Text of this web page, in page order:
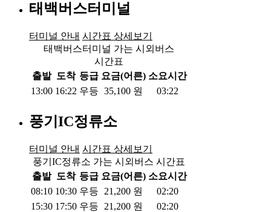
태백버스터미널
터미널 안내 시간표 상세보기
태백버스터미널 가는 시외버스
시간표
출발 도착 등급 요금(어른) 소요시간
13:00 16:22 우등 35,100 원 03:22
풍기IC정류소
터미널 안내 시간표 상세보기
풍기IC정류소 가는 시외버스 시간표
출발 도착 등급 요금(어른) 소요시간
08:10 10:30 우등 21,200 원
02:20
15:30 17:50 우등 21,200 원 02:20